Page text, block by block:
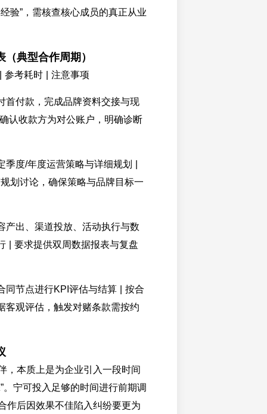
验”，需核查核心成员的真正从业
典型合作周期）
参考耗时 | 注意事项
首付款，完成品牌资料交接与现
认收款方为对公账户，明确诊断
季度/年度运营策略与详细规划 |
划讨论，确保策略与品牌目标一
产出、渠道投放、活动执行与数
| 要求提供双周数据报表与复盘
同节点进行KPI评估与结算 | 按合
客观评估，触发对赌条款需按约
，本质上是为企业引入一段时间
。宁可投入足够的时间进行前期调
作后因效果不佳陷入纠纷要更为